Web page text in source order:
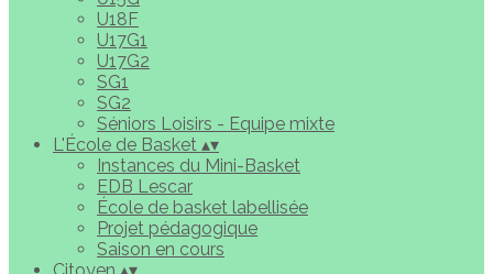
U18F
U17G1
U17G2
SG1
SG2
Séniors Loisirs - Equipe mixte
L'École de Basket ▴▾
Instances du Mini-Basket
EDB Lescar
École de basket labellisée
Projet pédagogique
Saison en cours